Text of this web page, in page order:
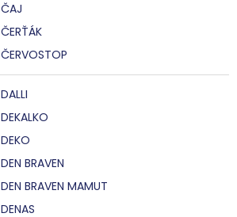
ČAJ
ČERŤÁK
ČERVOSTOP
DALLI
DEKALKO
DEKO
DEN BRAVEN
DEN BRAVEN MAMUT
DENAS